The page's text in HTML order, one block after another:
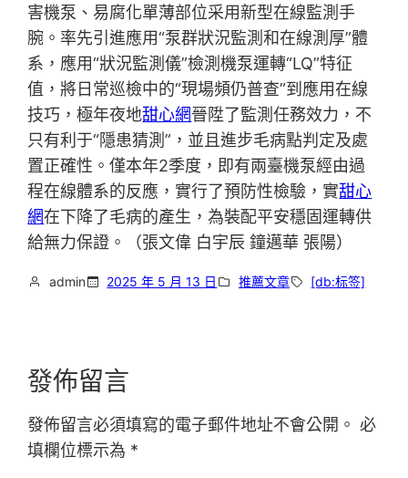
害機泵、易腐化單薄部位采用新型在線監測手
腕。率先引進應用“泵群狀況監測和在線測厚”體
系，應用“狀況監測儀”檢測機泵運轉“LQ”特征
值，將日常巡檢中的“現場頻仍普查”到應用在線
技巧，極年夜地甜心網晉陞了監測任務效力，不
只有利于“隱患猜測”，並且進步毛病點判定及處
置正確性。僅本年2季度，即有兩臺機泵經由過
程在線體系的反應，實行了預防性檢驗，實甜心
網在下降了毛病的產生，為裝配平安穩固運轉供
給無力保證。（張文偉 白宇辰 鐘邁華 張陽）
admin 2025 年 5 月 13 日 推薦文章 [db:标签]
發佈留言
發佈留言必須填寫的電子郵件地址不會公開。 必
填欄位標示為 *